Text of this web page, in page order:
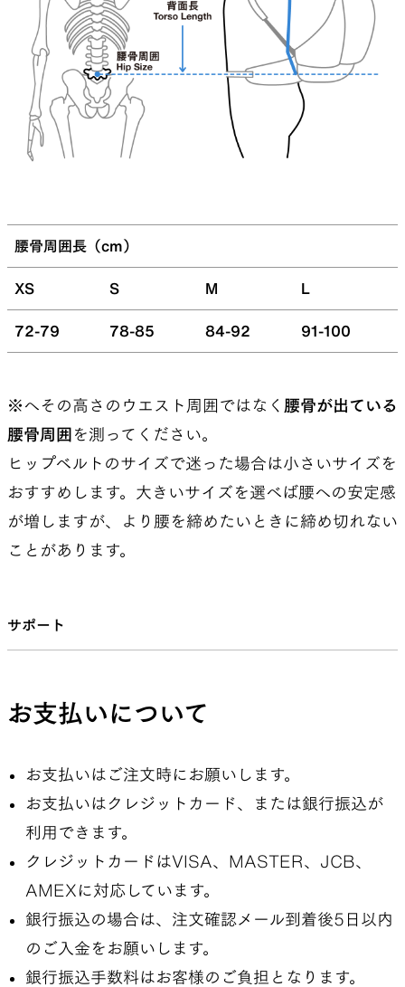
腰骨周囲長（cm）
XS S M
72-79 78-85 84-92 91-100
※へその高さのウエスト周囲ではなく 腰骨が出ている
腰骨周囲 を測ってください。
ヒップベルトのサイズで迷った場合は小さいサイズを
おすすめします。大きいサイズを選べば腰への安定感
が増しますが、より腰を締めたいときに締め切れない
ことがあります。
サポート
お支払いについて
お支払いはご注文時にお願いします。
お支払いはクレジットカード、または銀行振込が
利用できます。
クレジットカードはVISA、MASTER、JCB、
AMEXに対応しています。
銀行振込の場合は、注文確認メール到着後5日以内
のご入金をお願いします。
銀行振込手数料はお客様のご負担となります。